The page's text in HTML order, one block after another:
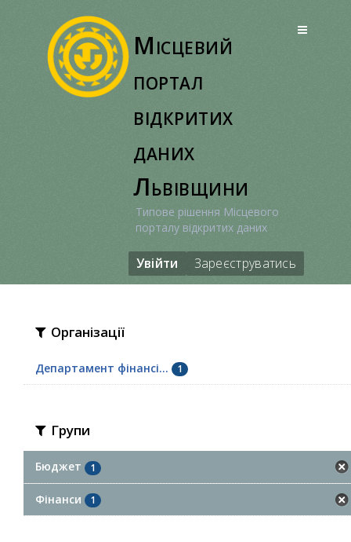
Місцевий
портал
відкритих
даних
Львівщини
Типове рішення Місцевого
порталу відкритих даних
Увійти Зареєструватись
Організації
Департамент фінансі... 1
Групи
Бюджет 1
Фінанси 1